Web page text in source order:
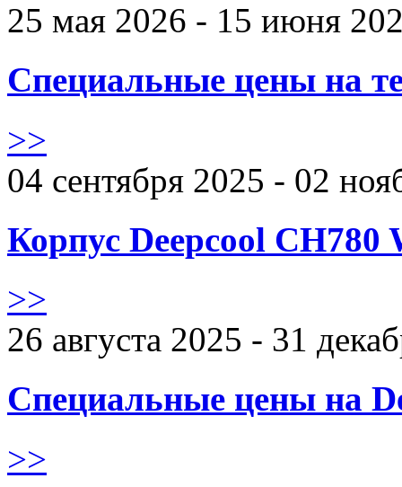
25 мая 2026 - 15 июня
Специальные цены на
>>
04 сентября 2025 - 02
Корпус Deepcool CH780
>>
26 августа 2025 - 31
Специальные цены на
>>